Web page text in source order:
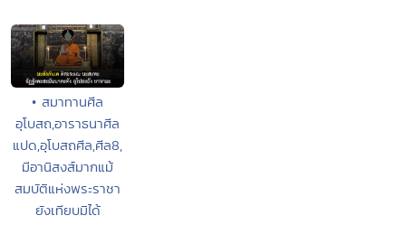
• สมาทานศีล
อุโบสถ,อาราธนาศีล
แปด,อุโบสถศีล,ศีล8,
มีอานิสงส์มากแม้
สมบัติแห่งพระราชา
ยังเทียบมิได้